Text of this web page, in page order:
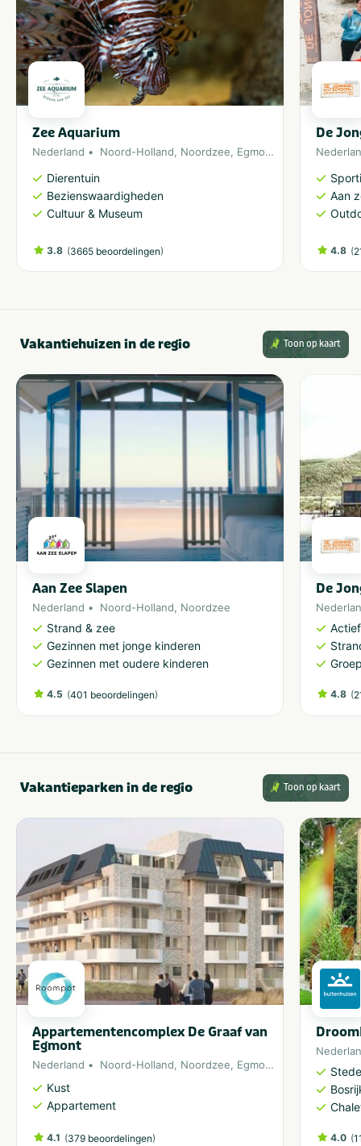
Zee Aquarium
Nederland Noord-Holland, Noordzee, Egmond aan Zee
Dierentuin
Bezienswaardigheden
Cultuur & Museum
3.8 (3665 beoordelingen)
De
Aan
4.8 (
Vakantiehuizen in de regio Toon op kaart
Aan Zee Slapen
Nederland Noord-Holland, Noordzee
Strand & zee
Gezinnen met jonge kinderen
Gezinnen met oudere kinderen
4.5 (401 beoordelingen)
De
4.8 (
Vakantieparken in de regio Toon op kaart
Appartementencomplex De Graaf van
Egmont
Nederland Noord-Holland, Noordzee, Egmond aan Zee
Kust
Appartement
4.1 (379 beoordelingen) 4.0 (